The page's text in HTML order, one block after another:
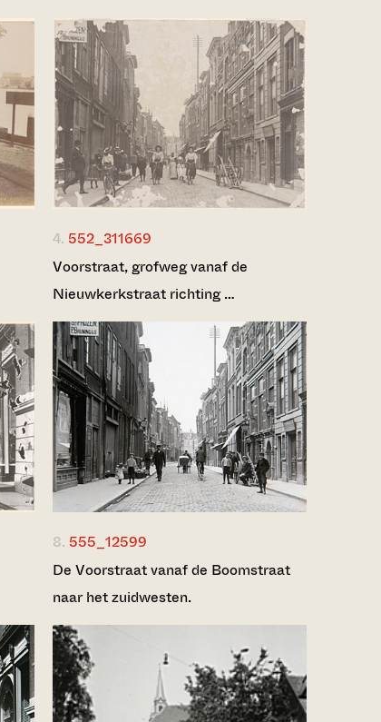
4. 552_311669
Voorstraat, grofweg vanaf de
Nieuwkerkstraat richting …
8. 555_12599
De Voorstraat vanaf de Boomstraat
naar het zuidwesten.